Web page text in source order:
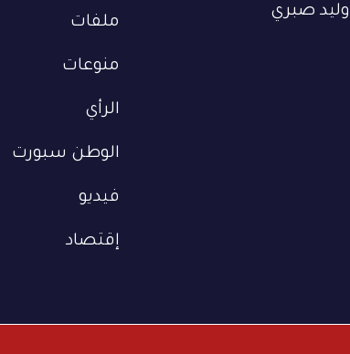
ملفات
منوعات
الرأي
الوطن سبورت
فيديو
إقتصاد
وليد صبري